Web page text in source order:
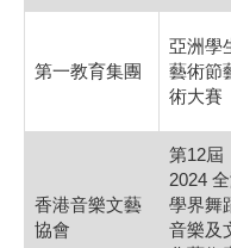
第一教育集團
亞洲學
藝術節
術大賽
香港音樂文藝
協會
第12屆
2024
學界舞
音樂及